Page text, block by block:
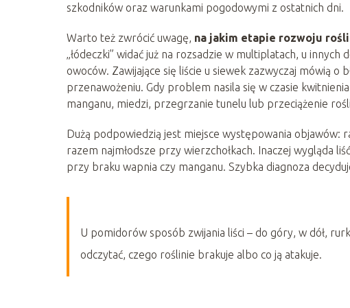
szkodników oraz warunkami pogodowymi z ostatnich dni.
Warto też zwrócić uwagę, na jakim etapie rozwoju
„łódeczki” widać już na rozsadzie w multiplatach, u
owoców. Zawijające się liście u siewek zazwyczaj mówią
przenawożeniu. Gdy problem nasila się w czasie
manganu, miedzi, przegrzanie tunelu lub przeciążenie
Dużą podpowiedzią jest miejsce występowania objawów:
razem najmłodsze przy wierzchołkach. Inaczej wygląda
przy braku wapnia czy manganu. Szybka diagnoza
U pomidorów sposób zwijania liści – do góry, w dół,
odczytać, czego roślinie brakuje albo co ją atakuje.